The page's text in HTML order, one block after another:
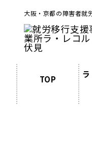
大阪・京都の障害者就
TOP